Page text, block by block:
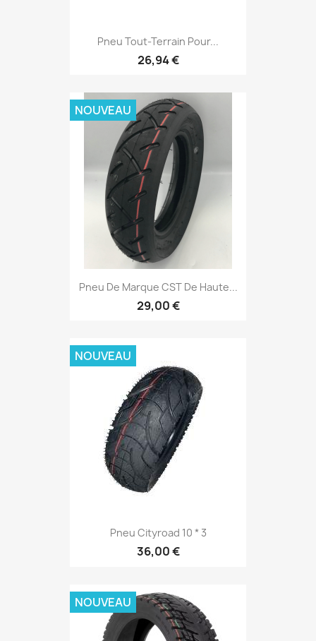
Pneu Tout-Terrain Pour...
26,94 €
Pneu De Marque CST De Haute...
29,00 €
NOUVEAU
Pneu Cityroad 10 * 3
36,00 €
NOUVEAU
NOUVEAU